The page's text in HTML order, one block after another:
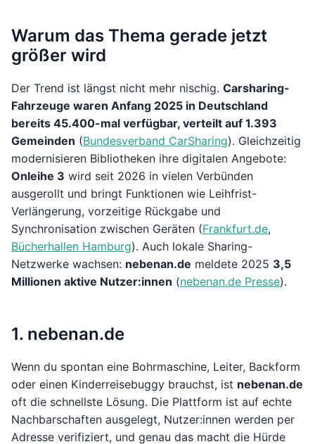
Warum das Thema gerade jetzt
größer wird
Der Trend ist längst nicht mehr nischig. Carsharing-
Fahrzeuge waren Anfang 2025 in Deutschland
bereits 45.400-mal verfügbar, verteilt auf 1.393
Gemeinden (Bundesverband CarSharing). Gleichzeitig
modernisieren Bibliotheken ihre digitalen Angebote:
Onleihe 3 wird seit 2026 in vielen Verbünden
ausgerollt und bringt Funktionen wie Leihfrist-
Verlängerung, vorzeitige Rückgabe und
Synchronisation zwischen Geräten (Frankfurt.de,
Bücherhallen Hamburg). Auch lokale Sharing-
Netzwerke wachsen: nebenan.de meldete 2025 3,5
Millionen aktive Nutzer:innen (nebenan.de Presse).
1. nebenan.de
Wenn du spontan eine Bohrmaschine, Leiter, Backform
oder einen Kinderreisebuggy brauchst, ist nebenan.de
oft die schnellste Lösung. Die Plattform ist auf echte
Nachbarschaften ausgelegt, Nutzer:innen werden per
Adresse verifiziert, und genau das macht die Hürde